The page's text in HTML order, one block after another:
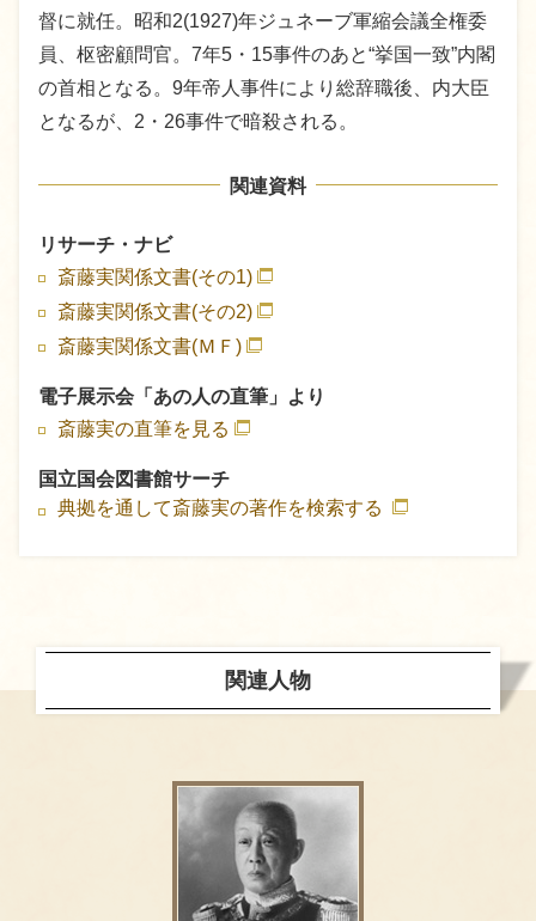
督に就任。昭和2(1927)年ジュネーブ軍縮会議全権委
員、枢密顧問官。7年5・15事件のあと“挙国一致”内閣
の首相となる。9年帝人事件により総辞職後、内大臣
となるが、2・26事件で暗殺される。
関連資料
リサーチ・ナビ
斎藤実関係文書(その1)
斎藤実関係文書(その2)
斎藤実関係文書(ＭＦ)
電子展示会「あの人の直筆」より
斎藤実の直筆を見る
国立国会図書館サーチ
典拠を通して斎藤実の著作を検索する
関連人物